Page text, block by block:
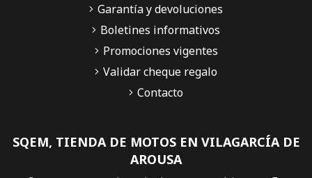
SQEM, TIENDA DE MOTOS EN VILAGARCÍA DE
AROUSA
Garantía y devoluciones
Boletines informativos
Promociones vigentes
Validar cheque regalo
Contacto